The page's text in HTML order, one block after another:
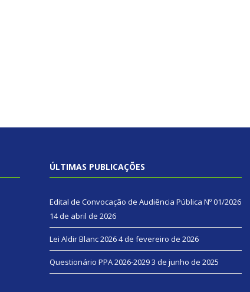
ÚLTIMAS PUBLICAÇÕES
Edital de Convocação de Audiência Pública Nº 01/2026
14 de abril de 2026
Lei Aldir Blanc 20264 de fevereiro de 2026
Questionário PPA 2026-20293 de junho de 2025